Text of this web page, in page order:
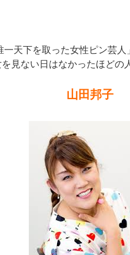
一天下を取った女性ピン芸
見ない日はなかったほどの
山田邦子